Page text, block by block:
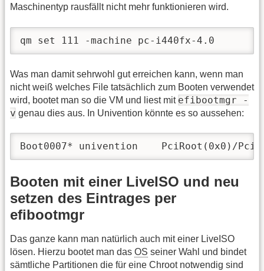
Maschinentyp rausfällt nicht mehr funktionieren wird.
qm set 111 -machine pc-i440fx-4.0
Was man damit sehrwohl gut erreichen kann, wenn man
nicht weiß welches File tatsächlich zum Booten verwendet
wird, bootet man so die VM und liest mit efibootmgr -
v genau dies aus. In Univention könnte es so aussehen:
Boot0007* univention    PciRoot(0x0)/
Booten mit einer LiveISO und neu
setzen des Eintrages per
efibootmgr
Das ganze kann man natürlich auch mit einer LiveISO
lösen. Hierzu bootet man das OS seiner Wahl und bindet
sämtliche Partitionen die für eine Chroot notwendig sind